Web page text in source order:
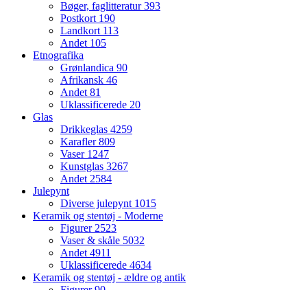
Bøger, faglitteratur393
Postkort 190
Landkort 113
Andet 105
Etnografika
Grønlandica 90
Afrikansk 46
Andet 81
Uklassificerede 20
Glas
Drikkeglas 4259
Karafler809
Vaser 1247
Kunstglas 3267
Andet 2584
Julepynt
Diverse julepynt 1015
Keramik og stentøj - Moderne
Figurer 2523
Vaser & skåle 5032
Andet 4911
Uklassificerede 4634
Keramik og stentøj - ældre og antik